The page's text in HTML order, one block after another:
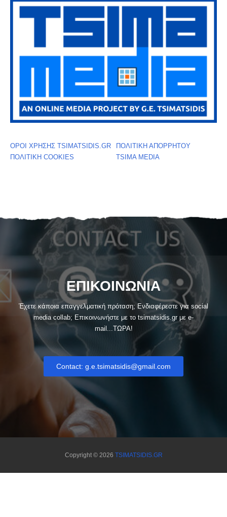
ΟΡΟΙ ΧΡΗΣΗΣ TSIMATSIDIS.GR
ΠΟΛΙΤΙΚΗ ΑΠΟΡΡΗΤΟΥ
ΠΟΛΙΤΙΚΗ COOKIES
TSIMA MEDIA
ΕΠΙΚΟΙΝΩΝΙΑ
Έχετε κάποια επαγγελματική πρόταση; Ενδιαφέρεστε για social
media collab; Eπικοινωνήστε με το tsimatsidis.gr με e-
mail...ΤΩΡΑ!
Contact: g.e.tsimatsidis@gmail.com
Copyright © 2026 TSIMATSIDIS.GR